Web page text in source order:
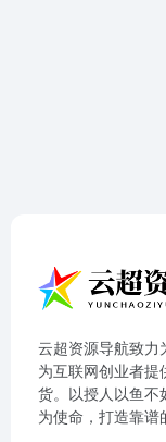
云超资源导航致力
为互联网创业者
货。以授人以鱼不
为使命，打造靠谱